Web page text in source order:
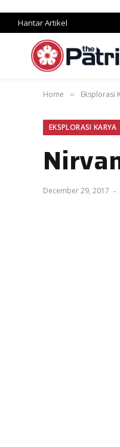
Hantar Artikel
Home » Eksplorasi
EKSPLORASI KARYA
December 29, 2017